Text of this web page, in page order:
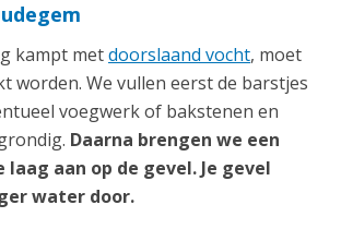
kampt metdoorslaand vocht, moet
worden. We vullen eerst de barstjes
voegwerk of bakstenen en
Daarna brengen we een
aan op de gevel. Je gevel
water door.